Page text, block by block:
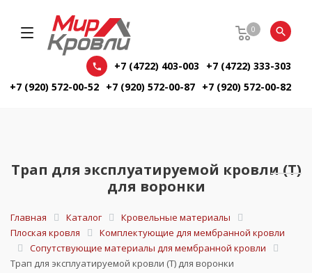
0
+7 (4722) 403-003
+7 (4722) 333-303
+7 (920) 572-00-52 +7 (920) 572-00-87 +7 (920) 572-00-82
Трап для эксплуатируемой кровли (Т)
для воронки
Главная Каталог
Кровельные материалы
Плоская кровля
Комплектующие для мембранной кровли
Сопутствующие материалы для мембранной кровли
Трап для эксплуатируемой кровли (Т) для воронки